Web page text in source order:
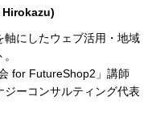
Hirokazu)
軸にしたウェブ活用・地域
for FutureShop2」講師
ジーコンサルティング代表